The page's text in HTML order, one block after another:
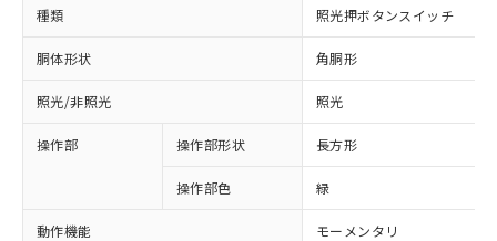
種類 照光押ボタンスイッチ
胴体形状 角胴形
照光/非照光 照光
操作部 操作部形状 長方形
操作部色 緑
動作機能 モーメンタリ